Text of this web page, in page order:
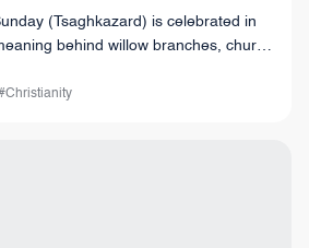
(Tsaghkazard) is celebrated in
behind willow branches, church